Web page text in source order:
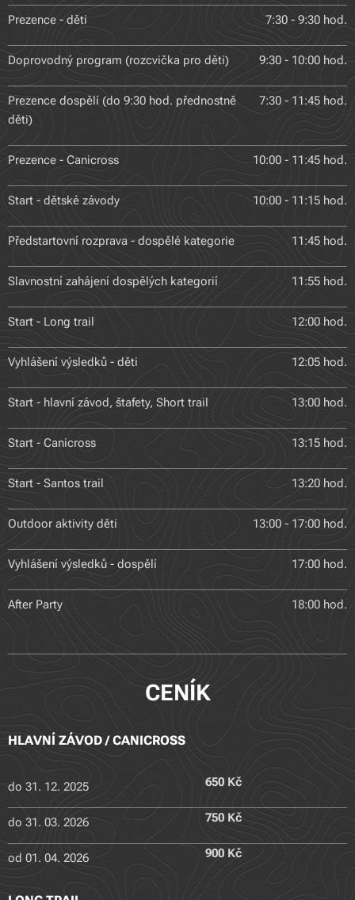
Prezence - děti 7:30 - 9:30 hod.
Doprovodný program (rozcvička pro děti) 9:30 - 10:00 hod.
Prezence dospělí (do 9:30 hod. přednostně
děti)
7:30 - 11:45 hod.
Prezence - Canicross 10:00 - 11:45 hod.
Start - dětské závody 10:00 - 11:15 hod.
Předstartovní rozprava - dospělé kategorie 11:45 hod.
Slavnostní zahájení dospělých kategorií 11:55 hod.
Start - Long trail 12:00 hod.
Vyhlášení výsledků - děti 12:05 hod.
Start - hlavní závod, štafety, Short trail 13:00 hod.
Start - Canicross 13:15 hod.
Start - Santos trail 13:20 hod.
Outdoor aktivity děti 13:00 - 17:00 hod.
Vyhlášení výsledků - dospělí 17:00 hod.
After Party 18:00 hod.
CENÍK
HLAVNÍ ZÁVOD / CANICROSS
do 31. 12. 2025 650 Kč
do 31. 03. 2026 750 Kč
od 01. 04. 2026 900 Kč